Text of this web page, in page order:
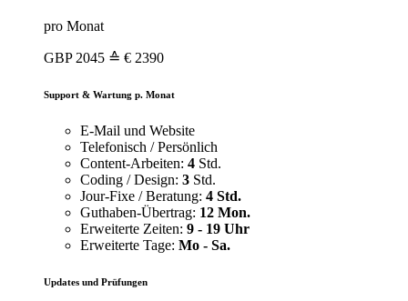
pro Monat
GBP 2045 ≙ € 2390
Support & Wartung p. Monat
E-Mail und Website
Telefonisch / Persönlich
Content-Arbeiten: 4 Std.
Coding / Design: 3 Std.
Jour-Fixe / Beratung: 4 Std.
Guthaben-Übertrag: 12 Mon.
Erweiterte Zeiten: 9 - 19 Uhr
Erweiterte Tage: Mo - Sa.
Updates und Prüfungen